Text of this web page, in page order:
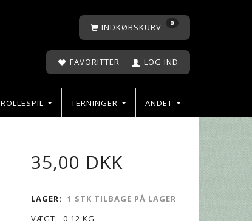
INDKØBSKURV 0
FAVORITTER LOG IND
ROLLESPIL TERNINGER ANDET
35,00 DKK
LAGER:
1 STK TILBAGE PÅ LAGER
VÆGT:
0,12 KG